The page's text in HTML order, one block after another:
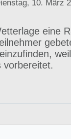
10. März
eine
vorbereitet.